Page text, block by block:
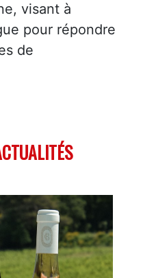
visant à
pour répondre
de